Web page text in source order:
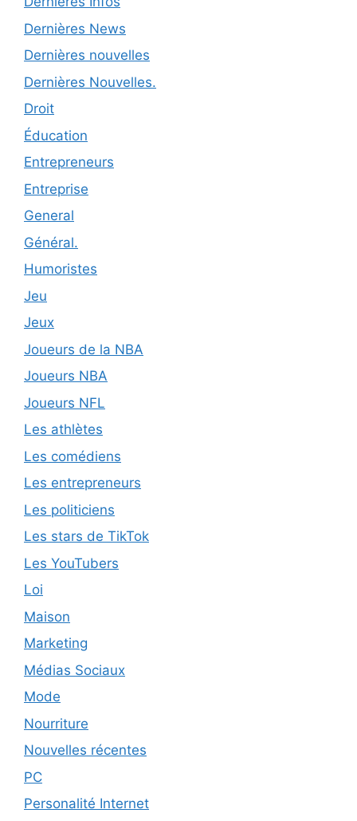
Dernières News
Dernières nouvelles
Dernières Nouvelles.
Droit
Éducation
Entrepreneurs
Entreprise
General
Général.
Humoristes
Jeu
Jeux
Joueurs de la NBA
Joueurs NBA
Joueurs NFL
Les athlètes
Les comédiens
Les entrepreneurs
Les politiciens
Les stars de TikTok
Les YouTubers
Loi
Maison
Marketing
Médias Sociaux
Mode
Nourriture
Nouvelles récentes
PC
Personalité Internet